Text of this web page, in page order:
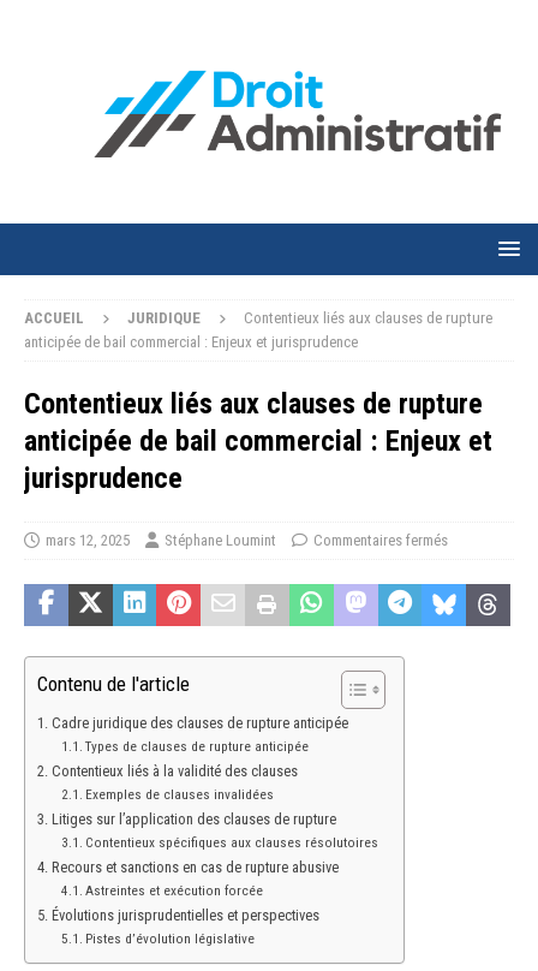
ACCUEIL JURIDIQUE
Contentieux liés aux clauses de rupture
anticipée de bail commercial : Enjeux et jurisprudence
Contentieux liés aux clauses de rupture
anticipée de bail commercial : Enjeux et
jurisprudence
mars 12, 2025 Stéphane Loumint Commentaires fermés
Contenu de l'article
Cadre juridique des clauses de rupture anticipée
Types de clauses de rupture anticipée
Contentieux liés à la validité des clauses
Exemples de clauses invalidées
Litiges sur l’application des clauses de rupture
Contentieux spécifiques aux clauses résolutoires
Recours et sanctions en cas de rupture abusive
Astreintes et exécution forcée
Évolutions jurisprudentielles et perspectives
Pistes d’évolution législative